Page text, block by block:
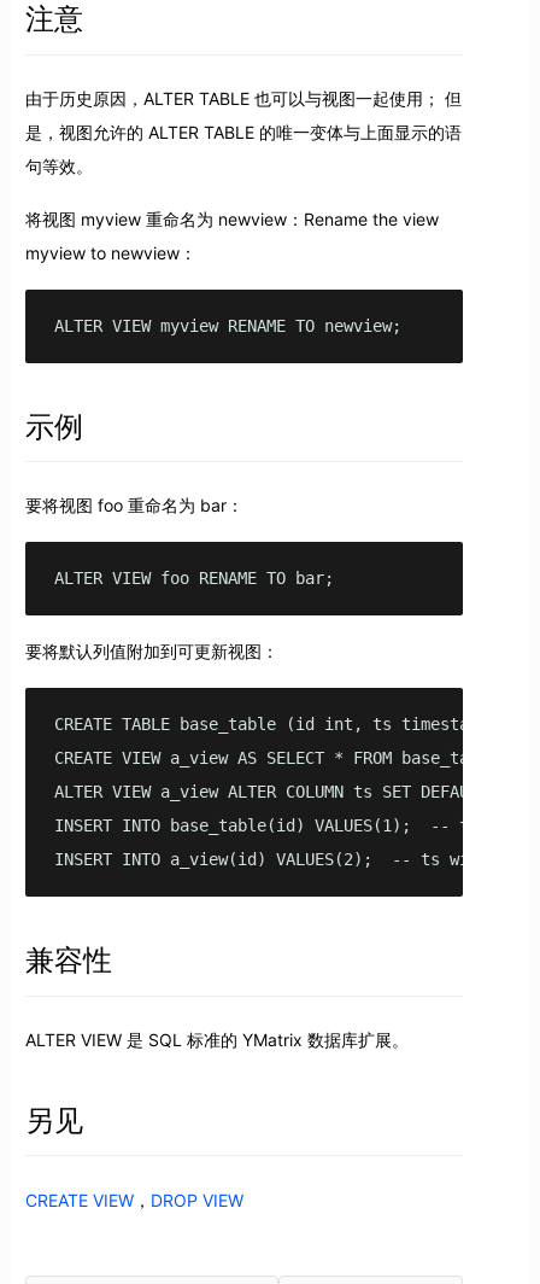
注意
由于历史原因，ALTER TABLE 也可以与视图一起使用； 但
是，视图允许的 ALTER TABLE 的唯一变体与上面显示的语
句等效。
将视图 myview 重命名为 newview：Rename the view
myview to newview：
ALTER VIEW myview RENAME TO newview;
示例
要将视图 foo 重命名为 bar：
ALTER VIEW foo RENAME TO bar;
要将默认列值附加到可更新视图：
CREATE TABLE base_table (id int, ts timestamptz);
CREATE VIEW a_view AS SELECT * FROM base_table;
ALTER VIEW a_view ALTER COLUMN ts SET DEFAULT
INSERT INTO base_table(id) VALUES(1);  -- ts will
INSERT INTO a_view(id) VALUES(2);  -- ts will
兼容性
ALTER VIEW 是 SQL 标准的 YMatrix 数据库扩展。
另见
CREATE VIEW， DROP VIEW